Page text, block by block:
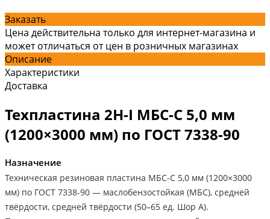
Заказать
Цена действительна только для интернет-магазина и
может отличаться от цен в розничных магазинах
Описание
Характеристики
Доставка
Техпластина 2Н-I МБС-С 5,0 мм
(1200×3000 мм) по ГОСТ 7338-90
Назначение
Техническая резиновая пластина МБС-С 5,0 мм (1200×3000
мм) по ГОСТ 7338-90 — маслобензостойкая (МБС), средней
твёрдости, средней твёрдости (50–65 ед. Шор А).